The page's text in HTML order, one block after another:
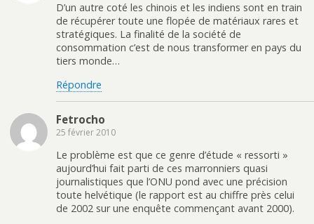
D’un autre coté les chinois et les indiens sont en train
de récupérer toute une flopée de matériaux rares et
stratégiques. La finalité de la société de
consommation c’est de nous transformer en pays du
tiers monde…
Répondre
Fetrocho
25 février 2010
Le problème est que ce genre d’étude « ressorti »
aujourd’hui fait parti de ces marronniers quasi
journalistiques que l’ONU pond avec une précision
toute helvétique (le rapport est au chiffre près celui
de 2002 sur une enquête commençant avant 2000).